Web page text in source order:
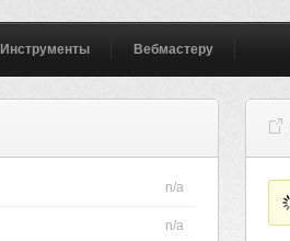
Инструменты Вебмастеру
n/a
n/a